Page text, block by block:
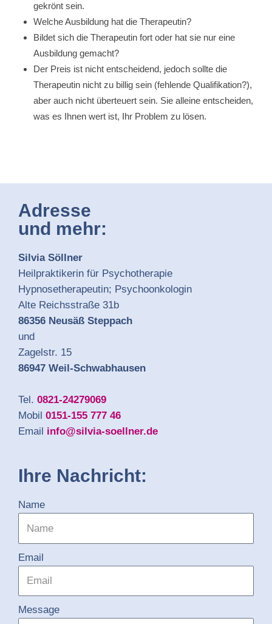
gekrönt sein.
Welche Ausbildung hat die Therapeutin?
Bildet sich die Therapeutin fort oder hat sie nur eine
Ausbildung gemacht?
Der Preis ist nicht entscheidend, jedoch sollte die
Therapeutin nicht zu billig sein (fehlende Qualifikation?),
aber auch nicht überteuert sein. Sie alleine entscheiden,
was es Ihnen wert ist, Ihr Problem zu lösen.
Adresse
und mehr:
Silvia Söllner
Heilpraktikerin für Psychotherapie
Hypnosetherapeutin; Psychoonkologin
Alte Reichsstraße 31b
86356 Neusäß Steppach
und
Zagelstr. 15
86947 Weil-Schwabhausen
Tel. 0821-24279069
Mobil 0151-155 777 46
Email info@silvia-soellner.de
Ihre Nachricht:
Name
Email
Message